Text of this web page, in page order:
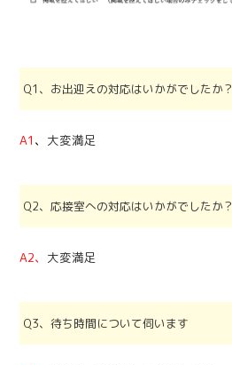
Q1、お出迎えの対応はいかがでしたか？
A1 、 大変満足
Q2、応接室への対応はいかがでしたか？
A2、 大変満足
Q3、待ち時間について伺います